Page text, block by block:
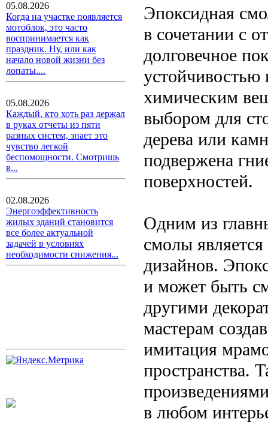
05.08.2026
Когда на участке появляется
мотоблок, это часто
воспринимается как
праздник. Ну, или как
начало новой жизни без
лопаты....
05.08.2026
Каждый, кто хоть раз держал
в руках отчеты из пяти
разных систем, знает это
чувство легкой
беспомощности. Смотришь
в...
02.08.2026
Энергоэффективность
жилых зданий становится
все более актуальной
задачей в условиях
необходимости снижения...
Эпоксидная
в сочетании с
долговечное
химическим
выбором для
дерева или
подвержена
поверхностей.
Одним из
смолы
дизайнов.
и может быть
другими
мастерам
имитация
пространства.
в любом